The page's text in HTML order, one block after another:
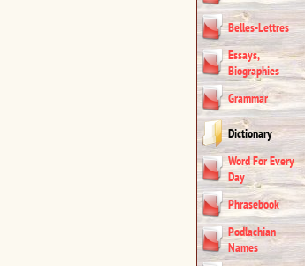
Belles-Lettres
Essays,
Biographies
Grammar
Dictionary
Word For Every
Day
Phrasebook
Podlachian
Names